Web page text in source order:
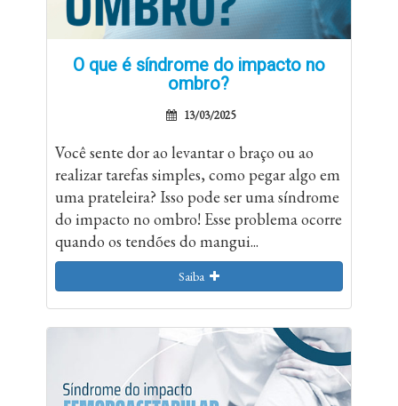
O que é síndrome do impacto no
ombro?
13/03/2025
Você sente dor ao levantar o braço ou ao
realizar tarefas simples, como pegar algo em
uma prateleira? Isso pode ser uma síndrome
do impacto no ombro! Esse problema ocorre
quando os tendões do mangui...
Saiba